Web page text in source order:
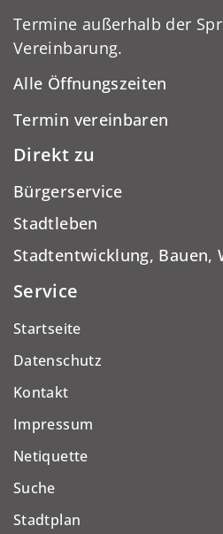
Termine außerhalb der
Vereinbarung.
Alle Öffnungszeiten
Termin vereinbaren
Direkt zu
Bürgerservice
Stadtleben
Stadtentwicklung, Bauen,
Service
Startseite
Datenschutz
Kontakt
Impressum
Netiquette
Suche
Stadtplan